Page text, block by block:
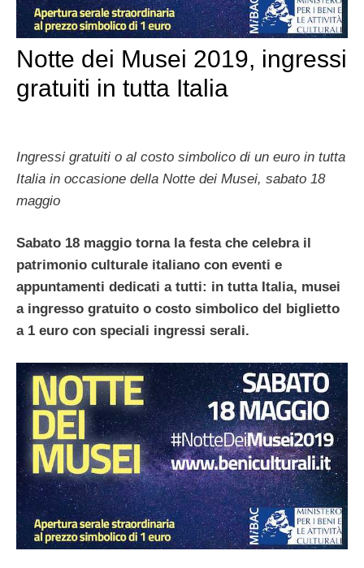
Notte dei Musei 2019, ingressi
gratuiti in tutta Italia
Ingressi gratuiti o al costo simbolico di un euro in tutta
Italia in occasione della Notte dei Musei, sabato 18
maggio
Sabato 18 maggio torna la festa che celebra il
patrimonio culturale italiano con eventi e
appuntamenti dedicati a tutti: in tutta Italia, musei
a ingresso gratuito o costo simbolico del biglietto
a 1 euro con speciali ingressi serali.